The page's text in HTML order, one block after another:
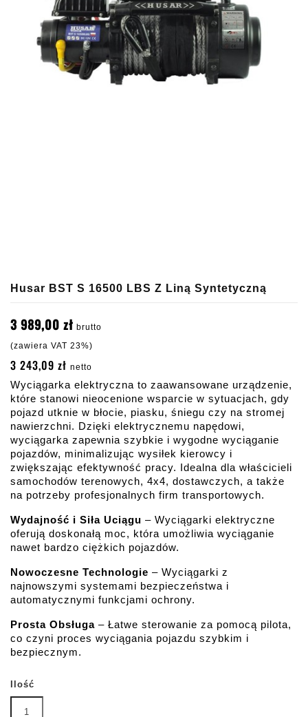
Husar BST S 16500 LBS Z Liną Syntetyczną
3 989,00 zł brutto
(zawiera VAT 23%)
3 243,09 zł netto
Wyciągarka elektryczna to zaawansowane urządzenie,
które stanowi nieocenione wsparcie w sytuacjach, gdy
pojazd utknie w błocie, piasku, śniegu czy na stromej
nawierzchni. Dzięki elektrycznemu napędowi,
wyciągarka zapewnia szybkie i wygodne wyciąganie
pojazdów, minimalizując wysiłek kierowcy i
zwiększając efektywność pracy. Idealna dla właścicieli
samochodów terenowych, 4x4, dostawczych, a także
na potrzeby profesjonalnych firm transportowych.
Wydajność i Siła Uciągu – Wyciągarki elektryczne
oferują doskonałą moc, która umożliwia wyciąganie
nawet bardzo ciężkich pojazdów.
Nowoczesne Technologie – Wyciągarki z
najnowszymi systemami bezpieczeństwa i
automatycznymi funkcjami ochrony.
Prosta Obsługa – Łatwe sterowanie za pomocą pilota,
co czyni proces wyciągania pojazdu szybkim i
bezpiecznym.
Ilość